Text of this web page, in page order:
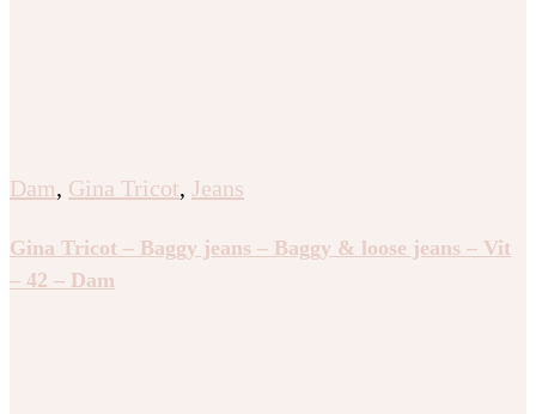
Dam, Gina Tricot, Jeans
Gina Tricot – Baggy jeans – Baggy & loose jeans – Vit
– 42 – Dam